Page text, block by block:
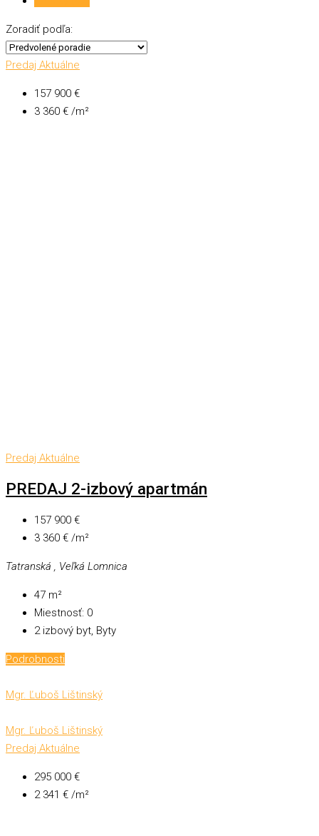
Zoradiť podľa:
Predaj Aktuálne
157 900 €
3 360 € /m²
Predaj Aktuálne
PREDAJ 2-izbový apartmán
157 900 €
3 360 € /m²
Tatranská , Veľká Lomnica
47 m²
Miestnosť: 0
2 izbový byt, Byty
Podrobnosti
Mgr. Ľuboš Lištinský
Mgr. Ľuboš Lištinský
Predaj Aktuálne
295 000 €
2 341 € /m²